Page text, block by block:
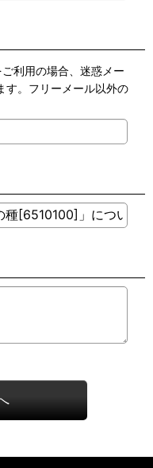
利用の場合、迷惑メー
す。フリーメール以外の